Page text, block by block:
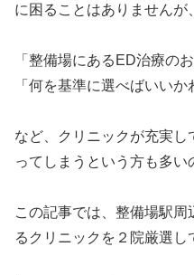
に困ることはありませんが、
「整備場にあるED治療の
「何を基準に選べばいいか
など、クリニックが充実
ってしまうという方も多い
この記事では、整備場駅
るクリニックを２院厳選し